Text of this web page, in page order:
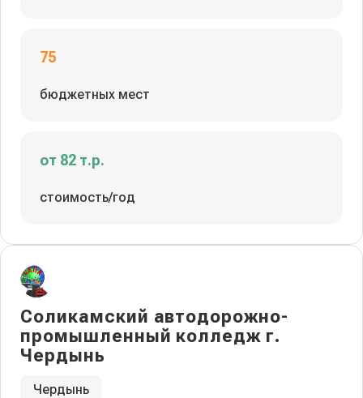
75
бюджетных мест
от 82 т.р.
стоимость/год
Соликамский автодорожно-
промышленный колледж г.
Чердынь
Чердынь